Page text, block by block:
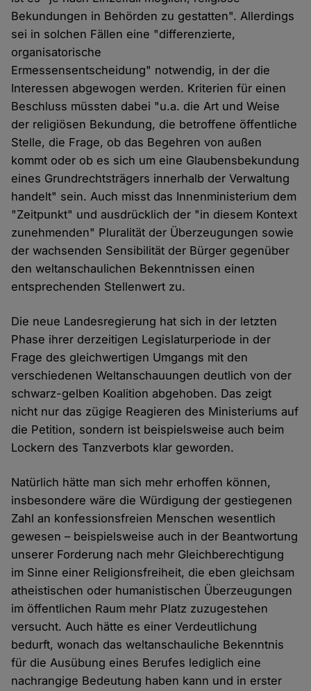
Bekundungen in Behörden zu gestatten". Allerdings
sei in solchen Fällen eine "differenzierte,
organisatorische
Ermessensentscheidung" notwendig, in der die
Interessen abgewogen werden. Kriterien für einen
Beschluss müssten dabei "u.a. die Art und Weise
der religiösen Bekundung, die betroffene öffentliche
Stelle, die Frage, ob das Begehren von außen
kommt oder ob es sich um eine Glaubensbekundung
eines Grundrechtsträgers innerhalb der Verwaltung
handelt" sein. Auch misst das Innenministerium dem
"Zeitpunkt" und ausdrücklich der "in diesem Kontext
zunehmenden" Pluralität der Überzeugungen sowie
der wachsenden Sensibilität der Bürger gegenüber
den weltanschaulichen Bekenntnissen einen
entsprechenden Stellenwert zu.
Die neue Landesregierung hat sich in der letzten
Phase ihrer derzeitigen Legislaturperiode in der
Frage des gleichwertigen Umgangs mit den
verschiedenen Weltanschauungen deutlich von der
schwarz-gelben Koalition abgehoben. Das zeigt
nicht nur das zügige Reagieren des Ministeriums auf
die Petition, sondern ist beispielsweise auch beim
Lockern des Tanzverbots klar geworden.
Natürlich hätte man sich mehr erhoffen können,
insbesondere wäre die Würdigung der gestiegenen
Zahl an konfessionsfreien Menschen wesentlich
gewesen – beispielsweise auch in der Beantwortung
unserer Forderung nach mehr Gleichberechtigung
im Sinne einer Religionsfreiheit, die eben gleichsam
atheistischen oder humanistischen Überzeugungen
im öffentlichen Raum mehr Platz zuzugestehen
versucht. Auch hätte es einer Verdeutlichung
bedurft, wonach das weltanschauliche Bekenntnis
für die Ausübung eines Berufes lediglich eine
nachrangige Bedeutung haben kann und in erster